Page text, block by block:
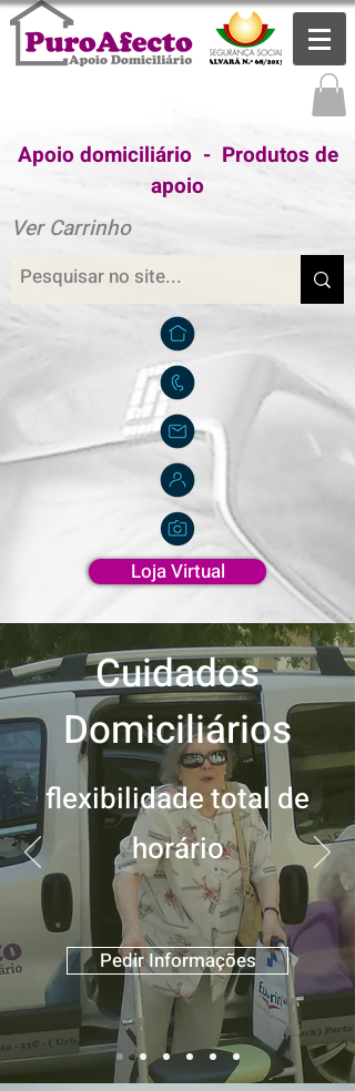
Apoio domiciliário - Produtos de
apoio
Ver Carrinho
Loja Virtual
Cuidados
Domiciliários
flexibilidade total de
horário
Pedir Informações